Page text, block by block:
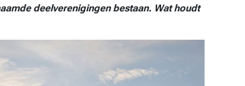
deelverenigingen bestaan. Wat houdt